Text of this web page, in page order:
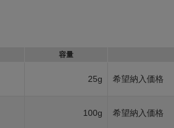
容量
25g 希望納入価格
100g 希望納入価格